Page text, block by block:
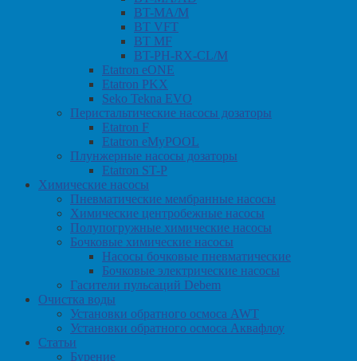
BT-MA/M
BT VFT
BT MF
BT-PH-RX-CL/M
Etatron eONE
Etatron PKX
Seko Tekna EVO
Перистальтические насосы дозаторы
Etatron F
Etatron eMyPOOL
Плунжерные насосы дозаторы
Etatron ST-P
Химические насосы
Пневматические мембранные насосы
Химические центробежные насосы
Полупогружные химические насосы
Бочковые химические насосы
Насосы бочковые пневматические
Бочковые электрические насосы
Гасители пульсаций Debem
Очистка воды
Установки обратного осмоса AWT
Установки обратного осмоса Аквафлоу
Статьи
Бурение